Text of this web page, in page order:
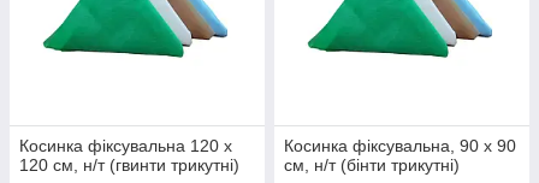
Косинка фіксувальна 120 x
120 см, н/т (гвинти трикутні)
Косинка фіксувальна, 90 x 90
см, н/т (бінти трикутні)